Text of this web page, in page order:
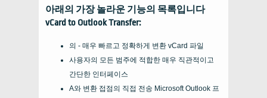
아래의 가장 놀라운 기능의 목록입니다
vCard to Outlook Transfer:
의 - 매우 빠르고 정확하게 변환 vCard 파일
사용자의 모든 범주에 적합한 매우 직관적이고
간단한 인터페이스
A와 변환 접점의 직접 전송 Microsoft Outlook 프